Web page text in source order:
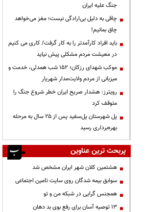
جنگ علیه ایران
چاقی به دلیل بی‌ارادگی نیست؛ مغز می‌خواهد
چاق بمانیم!
باید افراد کارآمدتر را به کار گرفت/ کاری می کنیم
در معیشت مردم مشکلی پیش نیاید
موکب شهدای رزکان؛ ۱۵۲ شب همدلی، خدمت و
میزبانی از مردم ولایت‌مدار شهریار
رویترز: هشدار صریح ایران خطر شروع جنگ را
متوقف کرد
پل شهرستان پل‌سفید پس از ۲۵ سال به مرحله
بهره‌برداری رسید
پربحث ترین عناوین
هشتمین کلان شهر ایران مشخص شد
سوابق بیمه شدگان روی سایت تامین اجتماعی
همجنس گرایی در شبکه من و تو
13 توصیه آسان برای رفع بوی بد دهان